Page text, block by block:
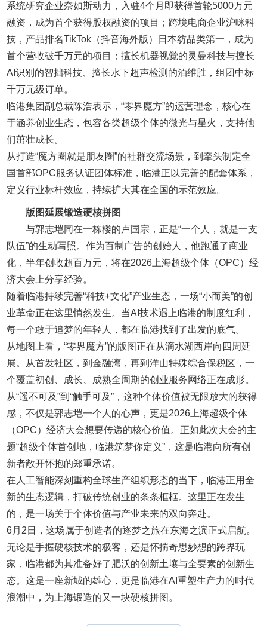
系统研究企业奈如斯动力，入驻4个月即获得首轮5000万元
融资，成为首个获得股权融资的项目；跨境电商企业沪咪科
技，产品排名TikTok（抖音海外版）日本纺品类第一，成为
首个营收破千万元的项目；擅长机器视觉的灵曼科技与擅长
AI识别的智拙科技、擅长水下超声检测的泊维胜，组团中标
千万元级订单。
临港集团副总裁陈浩表示，“零界魔方”的运营理念，核心在
于涵养创业生态，包容各类超级个体的微光与星火，支持他
们茁壮成长。
从打造“魔方圈就是朋友圈”的社群交流场景，到牵头制定全
国首部OPC服务认证团体标准，临港正以完善的配套体系，
定义行业标杆效应，持续扩大其在全国的示范效应。
版图延展锻造硬核拼图
与郭志垲同在一栋楼的卢国宗，正是“一个人，就是一支
队伍”的生动写照。作为百制广告的创始人，他跑通了商业
化，半年创收超百万元，将在2026上海超级个体（OPC）经
济大会上分享经验。
随着临港持续完善“科技+文化”产业生态，一场“小而美”的创
业革命正在这里悄然发生。当AI技术遇上临港的制度红利，
每一个敢于追梦的年轻人，都在临港找到了出发的底气。
从地图上看，“零界魔方”的版图正在从滴水湖西岸向四周延
展。从首发社区，到金融湾，再到洋山特殊综合保税区，一
个覆盖初创、成长、成熟全周期的创业服务网络正在成形。
从“遥不可及”到“触手可及”，这种个体价值被无限放大的获得
感，不仅是郭志垲一个人的心声，更是2026上海超级个体
（OPC）经济大会想要传递的核心价值。正如此次大会的主
题“超级个体首创地，临港筑梦你定义”，这是临港向所有创
新者敞开怀抱的郑重承诺。
在人工智能深刻重构全球生产组织形态的当下，临港正用全
新的生态逻辑，打破传统创业的条条框框。这里正在发生
的，是一场关于个体价值与产业未来的双向奔赴。
6月2日，这场属于创造者的逐梦之旅在东海之滨正式启航。
无论是手握硬核技术的极客，还是怀揣奇思妙想的跨界玩
家，临港都为其准备好了肥沃的创新土壤与全要素的创新生
态。这是一座新城的雄心，更是临港在AI重塑生产力的时代
浪潮中，为上海锻造的又一块硬核拼图。